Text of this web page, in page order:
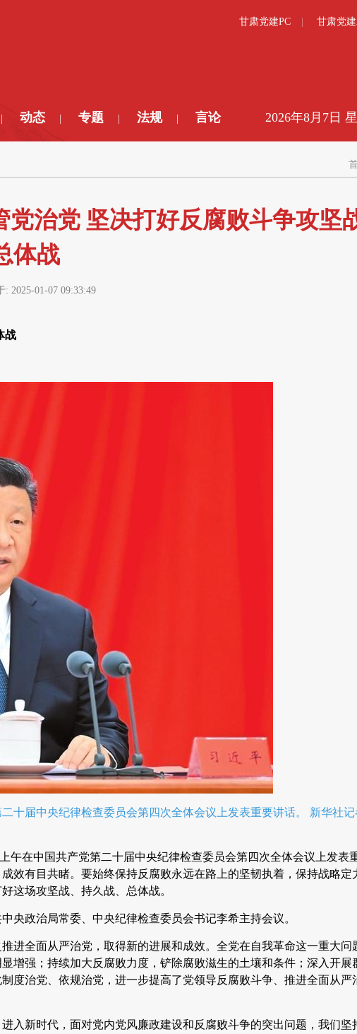
甘肃党建PC 甘肃党
动态 专题 法规 言论 2026年8月7日
治党 坚决打好反腐败斗争攻坚
体战
: 2025-01-07 09:33:49
战
十届中央纪律检查委员会第四次全体会议上发表重要讲话。 新华社
午在中国共产党第二十届中央纪律检查委员会第四次全体会议上发表
效有目共睹。要始终保持反腐败永远在路上的坚韧执着，保持战略定
这场攻坚战、持久战、总体战。
央政治局常委、中央纪律检查委员会书记李希主持会议。
进全面从严治党，取得新的进展和成效。全党在自我革命这一重大问
增强；持续加大反腐败力度，铲除腐败滋生的土壤和条件；深入开展
度治党、依规治党，进一步提高了党领导反腐败斗争、推进全面从严
入新时代，面对党内党风廉政建设和反腐败斗争的突出问题，我们坚